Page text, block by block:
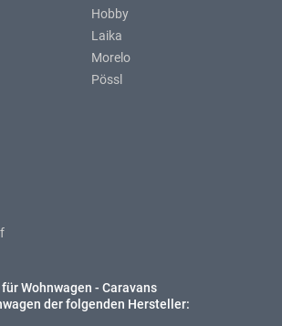
Hobby
Laika
Morelo
Pössl
Wohnwagen - Caravans
der folgenden Hersteller: